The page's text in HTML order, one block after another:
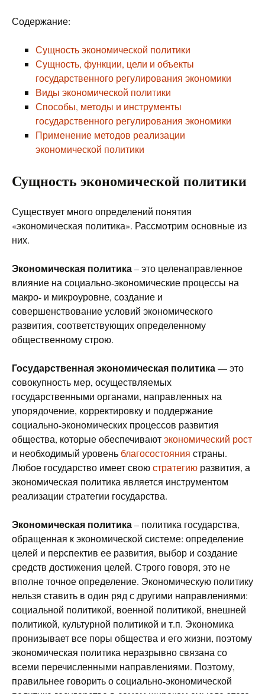
Содержание:
Сущность экономической политики
Сущность, функции, цели и объекты
государственного регулирования экономики
Виды экономической политики
Способы, методы и инструменты
государственного регулирования экономики
Применение методов реализации
экономической политики
Сущность экономической политики
Существует много определений понятия
«экономическая политика». Рассмотрим основные из
них.
Экономическая политика– это целенаправленное
влияние на социально-экономические процессы на
макро- и микроуровне, создание и
совершенствование условий экономического
развития, соответствующих определенному
общественному строю.
Государственная экономическая политика— это
совокупность мер, осуществляемых
государственными органами, направленных на
упорядочение, корректировку и поддержание
социально-экономических процессов развития
общества, которые обеспечиваютэкономический рост
и необходимый уровень благосостояния страны.
Любое государство имеет своюстратегию развития, а
экономическая политика является инструментом
реализации стратегии государства.
Экономическая политика– политика государства,
обращенная к экономической системе: определение
целей и перспектив ее развития, выбор и создание
средств достижения целей. Строго говоря, это не
вполне точное определение. Экономическую политику
нельзя ставить в один ряд с другими направлениями:
социальной политикой, военной политикой, внешней
политикой, культурной политикой и т.п. Экономика
пронизывает все поры общества и его жизни, поэтому
экономическая политика неразрывно связана со
всеми перечисленными направлениями. Поэтому,
правильнее говорить о социально-экономической